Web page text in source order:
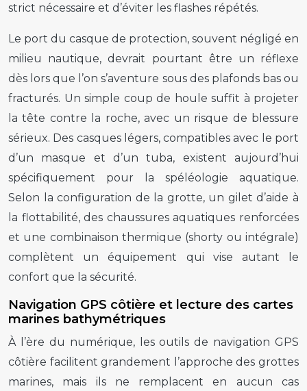
strict nécessaire et d’éviter les flashes répétés.
Le port du casque de protection, souvent négligé en
milieu nautique, devrait pourtant être un réflexe
dès lors que l’on s’aventure sous des plafonds bas ou
fracturés. Un simple coup de houle suffit à projeter
la tête contre la roche, avec un risque de blessure
sérieux. Des casques légers, compatibles avec le port
d’un masque et d’un tuba, existent aujourd’hui
spécifiquement pour la spéléologie aquatique.
Selon la configuration de la grotte, un gilet d’aide à
la flottabilité, des chaussures aquatiques renforcées
et une combinaison thermique (shorty ou intégrale)
complètent un équipement qui vise autant le
confort que la sécurité.
Navigation GPS côtière et lecture des cartes
marines bathymétriques
À l’ère du numérique, les outils de navigation GPS
côtière facilitent grandement l’approche des grottes
marines, mais ils ne remplacent en aucun cas